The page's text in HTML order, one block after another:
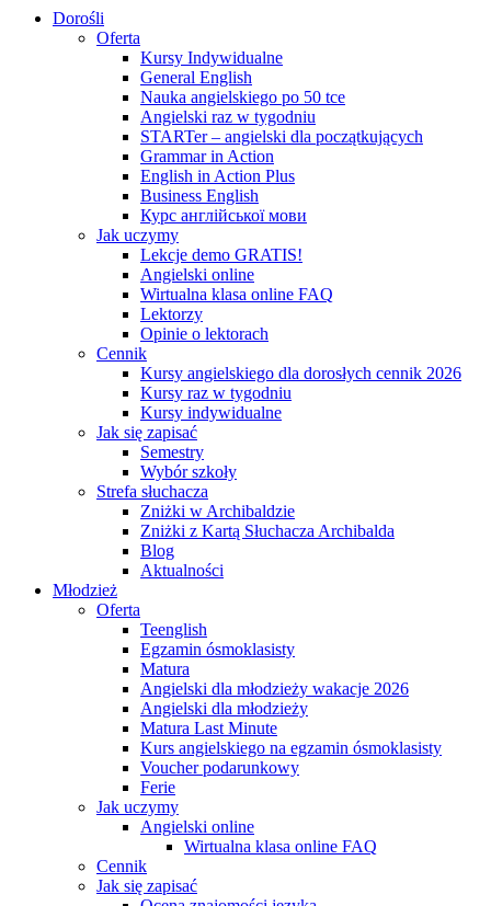
Dorośli
Oferta
Kursy Indywidualne
General English
Nauka angielskiego po 50 tce
Angielski raz w tygodniu
STARTer – angielski dla początkujących
Grammar in Action
English in Action Plus
Business English
Курс англійської мови
Jak uczymy
Lekcje demo GRATIS!
Angielski online
Wirtualna klasa online FAQ
Lektorzy
Opinie o lektorach
Cennik
Kursy angielskiego dla dorosłych cennik 2026
Kursy raz w tygodniu
Kursy indywidualne
Jak się zapisać
Semestry
Wybór szkoły
Strefa słuchacza
Zniżki w Archibaldzie
Zniżki z Kartą Słuchacza Archibalda
Blog
Aktualności
Młodzież
Oferta
Teenglish
Egzamin ósmoklasisty
Matura
Angielski dla młodzieży wakacje 2026
Angielski dla młodzieży
Matura Last Minute
Kurs angielskiego na egzamin ósmoklasisty
Voucher podarunkowy
Ferie
Jak uczymy
Angielski online
Wirtualna klasa online FAQ
Cennik
Jak się zapisać